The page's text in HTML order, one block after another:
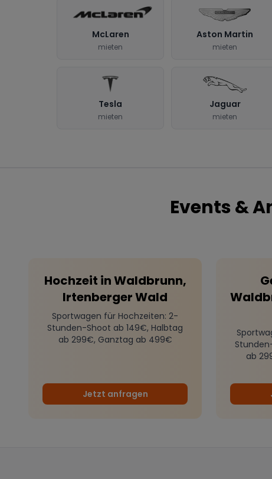
McLaren
mieten
Aston Martin
mieten
Tesla
mieten
Jaguar
mieten
Events &
Hochzeit inWaldbrunn,
Irtenberger Wald
Sportwagen für Hochzeiten: 2-
Stunden-Shoot ab 149€, Halbtag
ab 299€, Ganztag ab 499€
Jetzt anfragen
ab